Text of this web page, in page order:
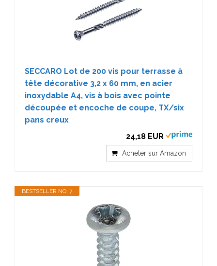
SECCARO Lot de 200 vis pour terrasse à
tête décorative 3,2 x 60 mm, en acier
inoxydable A4, vis à bois avec pointe
découpée et encoche de coupe, TX/six
pans creux
24,18 EUR
Acheter sur Amazon
BESTSELLER NO. 7